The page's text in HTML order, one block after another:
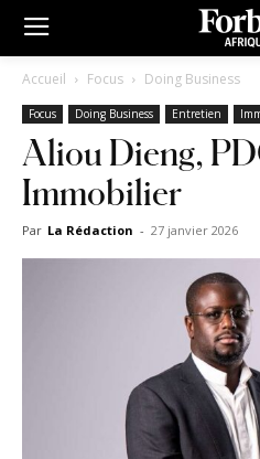
Accueil Focus Doing Business
Focus Doing Business Entretien
Aliou Dieng,
Immobilier
Par La Rédaction - 27 janvier 2026